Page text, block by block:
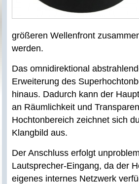
größeren Wellenfront
werden.
Das omnidirektional
Erweiterung des
hinaus. Dadurch kann der
an Räumlichkeit und
Hochtonbereich zeichnet sich
Klangbild aus.
Der Anschluss erfolgt
Lautsprecher-Eingang, da der
eigenes internes Netzwerk